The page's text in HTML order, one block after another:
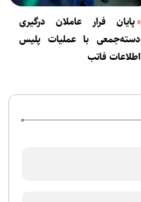
پایان فرار عاملان درگیری
دسته‌جمعی با عملیات پلیس
اطلاعات فاتب